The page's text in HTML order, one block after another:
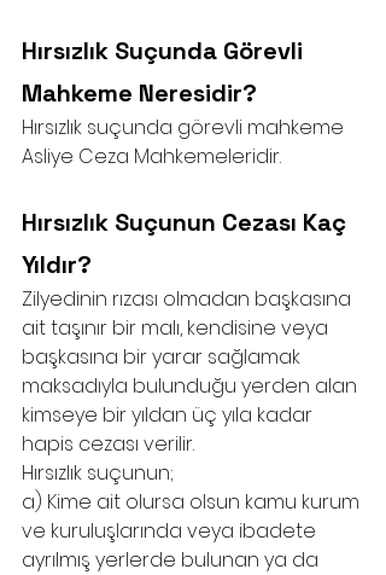
Hırsızlık Suçunda Görevli
Mahkeme Neresidir?
Hırsızlık suçunda görevli mahkeme
Asliye Ceza Mahkemeleridir.
Hırsızlık Suçunun Cezası Kaç
Yıldır?
Zilyedinin rızası olmadan başkasına
ait taşınır bir malı, kendisine veya
başkasına bir yarar sağlamak
maksadıyla bulunduğu yerden alan
kimseye bir yıldan üç yıla kadar
hapis cezası verilir.
Hırsızlık suçunun;
a) Kime ait olursa olsun kamu kurum
ve kuruluşlarında veya ibadete
ayrılmış yerlerde bulunan ya da